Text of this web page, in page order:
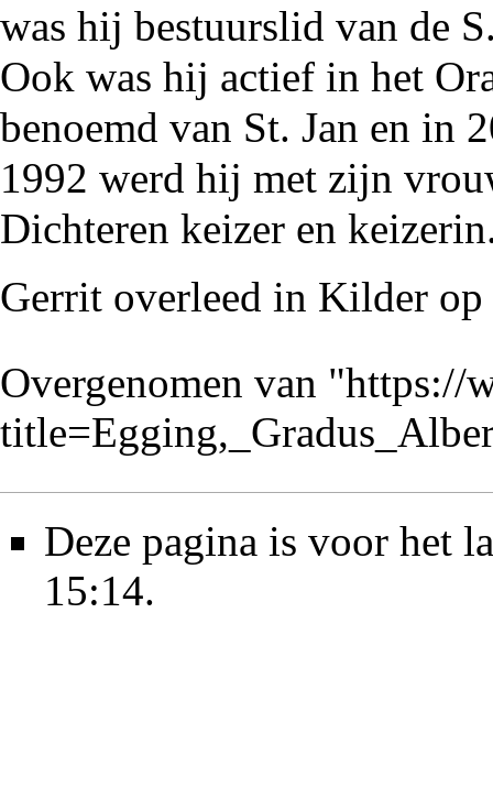
was hij bestuurslid van de
Ook was hij actief in het
benoemd van St. Jan en in
1992 werd hij met zijn
Dichteren keizer en
Gerrit overleed in Kilder
Overgenomen van "https://
Deze pagina is voor het
15:14.